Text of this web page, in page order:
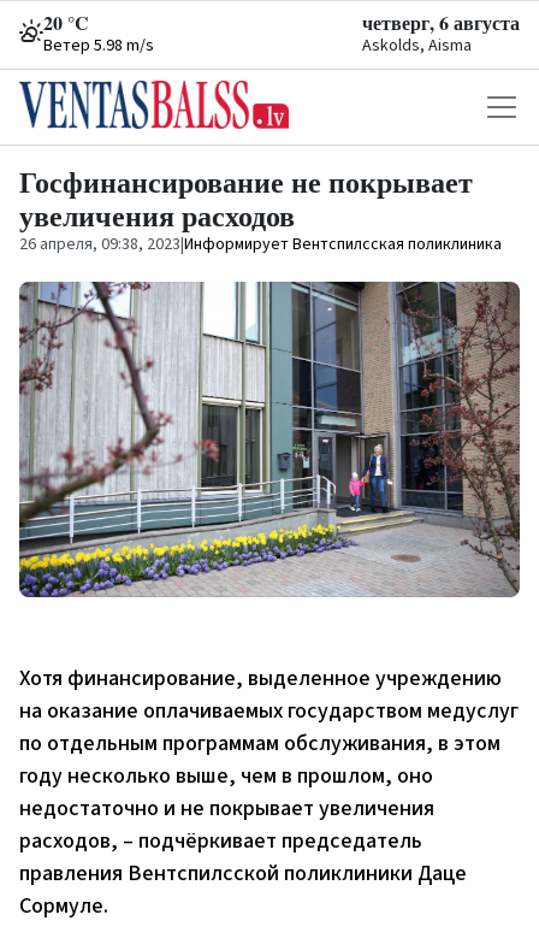
20 °C
Ветер 5.98 m/s
четверг, 6 августа
Askolds, Aisma
Госфинансирование не покрывает
увеличения расходов
26 апреля, 09:38, 2023|Информирует Вентспилсская поликлиника
Хотя финансирование, выделенное учреждению
на оказание оплачиваемых государством медуслуг
по отдельным программам обслуживания, в этом
году несколько выше, чем в прошлом, оно
недостаточно и не покрывает увеличения
расходов, – подчёркивает председатель
правления Вентспилсской поликлиники Даце
Сормуле.